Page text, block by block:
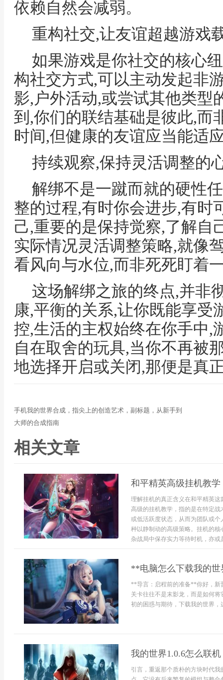
依赖自然会减弱。
重构社交,让友谊超越游戏
如果游戏是你社交的核心
构社交方式,可以主动发起非
影,户外活动,或尝试其他类型
到,你们的联结基础是彼此,而
时间,但健康的友谊应当能适
持续观察,保持灵活调整的
解绑不是一蹴而就的硬性
整的过程,有时你会进步,有时
己,重要的是保持觉察,了解自
实际情况灵活调整策略,就像
看风向与水位,而非死死盯着
这场解绑之旅的终点,并非
康,平衡的关系,让你既能享受
控,生活的主权始终在你手中,
自在取舍的玩具,当你不再被
地选择开启或关闭,那便是真
手机我的世界合成，指尖上的创造艺术，副标题，从新手到
大师的合成指南
相关文章
和平精英高级挂机教
理解挂机的真正含义在和平精英
高级的挂机教学，指的是在特定
或低活跃度状态，从而为团队或
种以静制动的高级策略。挂机的
杂战局中保存实力等待时机，亦或
**电脑怎么下载我的
**导言：启程前的准备**你好，新
关卡往往不是末影龙，而是如何
初的困惑与期待，下载我的世界
我的世界1.0.6怎么联
引言，重返那个质朴的方块时代